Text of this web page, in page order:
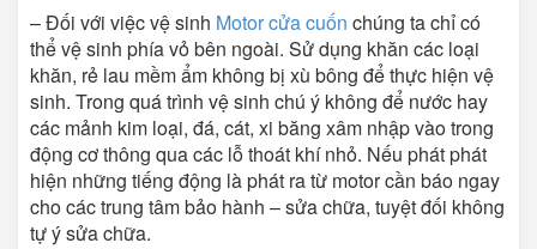
– Đối với việc vệ sinh Motor cửa cuốn chúng ta chỉ có
thể vệ sinh phía vỏ bên ngoài. Sử dụng khăn các loại
khăn, rẻ lau mềm ẩm không bị xù bông để thực hiện vệ
sinh. Trong quá trình vệ sinh chú ý không để nước hay
các mảnh kim loại, đá, cát, xi băng xâm nhập vào trong
động cơ thông qua các lỗ thoát khí nhỏ. Nếu phát phát
hiện những tiếng động là phát ra từ motor cần báo ngay
cho các trung tâm bảo hành – sửa chữa, tuyệt đối không
tự ý sửa chữa.